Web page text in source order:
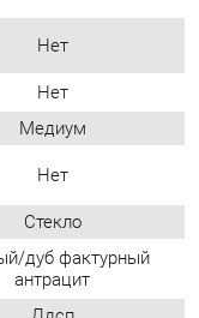
Нет
дуб фактурный
антрацит
Нет